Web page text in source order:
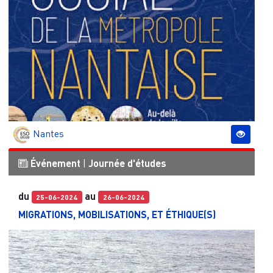
Nantes
Événement Journée d'études
du 25-06-2024 au 26-06-2024
MIGRATIONS, MOBILISATIONS, ET ÉTHIQUE(S)